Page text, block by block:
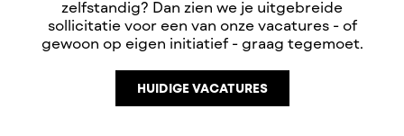
zelfstandig? Dan zien we je uitgebreide
sollicitatie voor een van onze vacatures - of
gewoon op eigen initiatief - graag tegemoet.
HUIDIGE VACATURES